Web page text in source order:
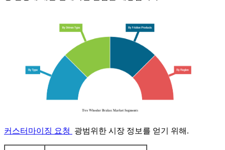
커스터마이징 요청 광범위한 시장 정보를 얻기 위해.